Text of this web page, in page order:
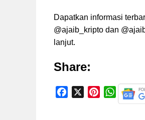
Dapatkan informasi
@ajaib_kripto dan
lanjut.
Share:
W
h